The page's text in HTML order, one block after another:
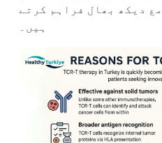
دیکھ بھال فراہم کرتے
ہیں۔